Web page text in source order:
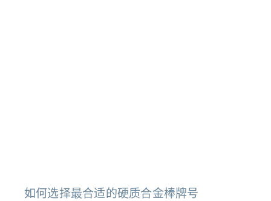
如何选择最合适的硬质合金棒牌号